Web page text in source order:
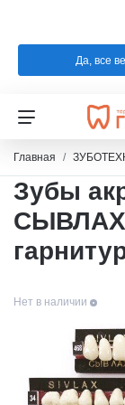
Да, все
Назад
Назад
РАСХОДНЫЕ
ШТИФТЫ
ТИТАН
УПАКОВКА
ПРОВОЛОКА,
Назад
Назад
РАСХОДНЫЕ
СИЛИКОНЫ
МАТЕРИАЛЫ
ПОЛИРОВАНИЯ
МОДЕЛЕЙ
Главная
Зубы
СЫВЛАХ
Нет в наличии